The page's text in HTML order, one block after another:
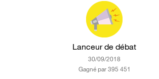
Lanceur de débat
‎30/09/2018
Gagné par 395 451